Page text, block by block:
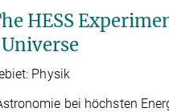
HESS
Physik
bei höchsten